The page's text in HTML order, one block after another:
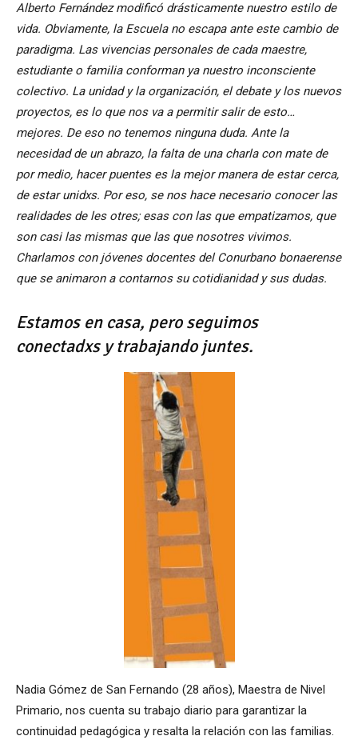
Alberto Fernández modificó drásticamente nuestro estilo de
vida. Obviamente, la Escuela no escapa ante este cambio de
paradigma. Las vivencias personales de cada maestre,
estudiante o familia conforman ya nuestro inconsciente
colectivo. La unidad y la organización, el debate y los nuevos
proyectos, es lo que nos va a permitir salir de esto…
mejores. De eso no tenemos ninguna duda. Ante la
necesidad de un abrazo, la falta de una charla con mate de
por medio, hacer puentes es la mejor manera de estar cerca,
de estar unidxs. Por eso, se nos hace necesario conocer las
realidades de les otres; esas con las que empatizamos, que
son casi las mismas que las que nosotres vivimos.
Charlamos con jóvenes docentes del Conurbano bonaerense
que se animaron a contarnos su cotidianidad y sus dudas.
Estamos en casa, pero seguimos
conectadxs y trabajando juntes.
Nadia Gómez de San Fernando (28 años), Maestra de Nivel
Primario, nos cuenta su trabajo diario para garantizar la
continuidad pedagógica y resalta la relación con las familias.